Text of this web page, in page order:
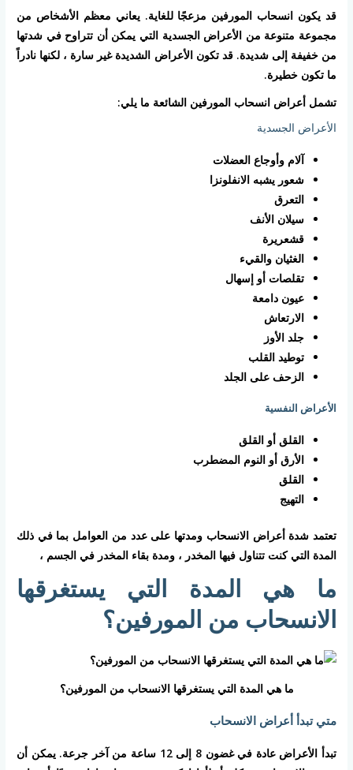
قد يكون انسحاب المورفين مزعجًا للغاية. يعاني معظم الأشخاص من
مجموعة متنوعة من الأعراض الجسدية التي يمكن أن تتراوح في شدتها
من خفيفة إلى شديدة. قد تكون الأعراض الشديدة غير سارة ، لكنها نادراً
ما تكون خطيرة.
تشمل أعراض انسحاب المورفين الشائعة ما يلي:
الأعراض الجسدية
آلام وأوجاع العضلات
شعور يشبه الانفلونزا
التعرق
سيلان الأنف
قشعريرة
الغثيان والقيء
تقلصات أو إسهال
عيون دامعة
الارتعاش
جلد الأوز
توطيد القلب
الزحف على الجلد
الأعراض النفسية
القلق أو القلق
الأرق أو النوم المضطرب
القلق
التهيج
تعتمد شدة أعراض الانسحاب ومدتها على عدد من العوامل بما في ذلك
المدة التي كنت تتناول فيها المخدر ، ومدة بقاء المخدر في الجسم ،
ما هي المدة التي يستغرقها
الانسحاب من المورفين؟
ما هي المدة التي يستغرقها الانسحاب من المورفين؟
متي تبدأ أعراض الانسحاب
تبدأ الأعراض عادة في غضون 8 إلى 12 ساعة من آخر جرعة. يمكن أن